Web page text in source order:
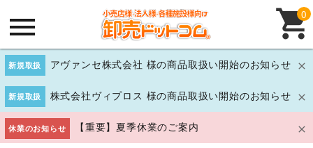
新規取扱 アヴァンセ株式会社 様の商品取扱い開始のお知らせ
新規取扱 株式会社ヴィプロス 様の商品取扱い開始のお知らせ
休業のお知らせ 【重要】夏季休業のご案内
0